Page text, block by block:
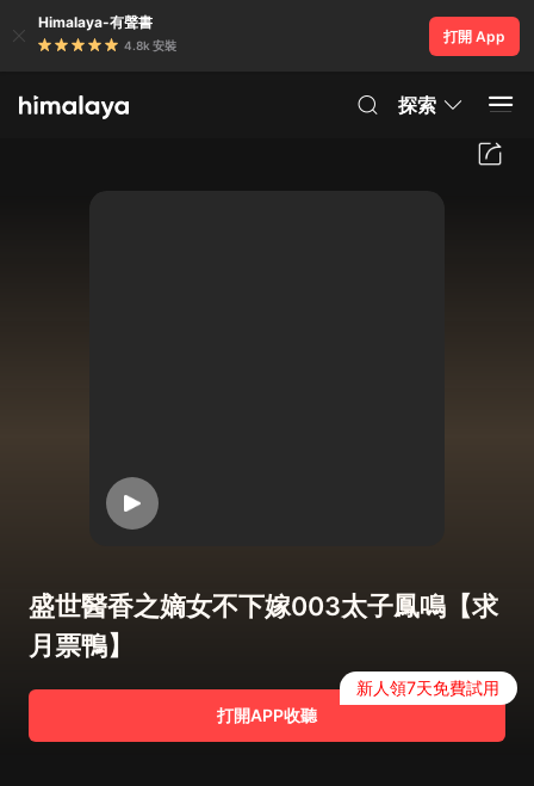
Himalaya-有聲書
4.8k 安裝
打開 App
探索
盛世醫香之嫡女不下嫁003太子鳳鳴【求
月票鴨】
打開APP收聽
新人領7天免費試用